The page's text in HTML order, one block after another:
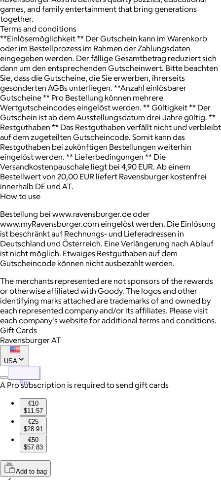
games, and family entertainment that bring generations
together.
Terms and conditions
**Einlösemöglichkeit ** Der Gutschein kann im Warenkorb
oder im Bestellprozess im Rahmen der Zahlungsdaten
eingegeben werden. Der fällige Gesamtbetrag reduziert sich
dann um den entsprechenden Gutscheinwert. Bitte beachten
Sie, dass die Gutscheine, die Sie erwerben, ihrerseits
gesonderten AGBs unterliegen. **Anzahl einlösbarer
Gutscheine ** Pro Bestellung können mehrere
Wertgutscheincodes eingelöst werden. ** Gültigkeit ** Der
Gutschein ist ab dem Ausstellungsdatum drei Jahre gültig. **
Restguthaben ** Das Restguthaben verfällt nicht und verbleibt
auf dem zugeteilten Gutscheincode. Somit kann das
Restguthaben bei zukünftigen Bestellungen weiterhin
eingelöst werden. ** Lieferbedingungen ** Die
Versandkostenpauschale liegt bei 4,90 EUR. Ab einem
Bestellwert von 20,00 EUR liefert Ravensburger kostenfrei
innerhalb DE und AT.
How to use
Bestellung bei www.ravensburger.de oder
www.myRavensburger.com eingelöst werden. Die Einlösung
ist beschränkt auf Rechnungs- und Lieferadressen in
Deutschland und Österreich. Eine Verlängerung nach Ablauf
ist nicht möglich. Etwaiges Restguthaben auf dem
Gutscheincode können nicht ausbezahlt werden.
The merchants represented are not sponsors of the rewards
or otherwise affiliated with Goody. The logos and other
identifying marks attached are trademarks of and owned by
each represented company and/or its affiliates. Please visit
each company's website for additional terms and conditions.
Gift Cards
Ravensburger AT
USA
Pro
A Pro subscription is required to send gift cards
€10
$11.57
€25
$28.91
€50
$57.83
Add to bag